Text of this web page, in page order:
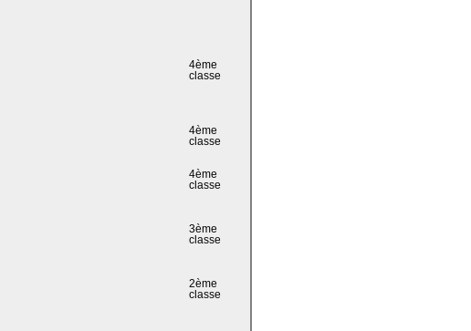
4ème
classe
4ème
classe
4ème
classe
3ème
classe
2ème
classe